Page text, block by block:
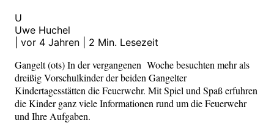
U
Uwe Huchel
vor 4 Jahren 2 Min. Lesezeit
Gangelt (ots) In der vergangenen Woche besuchten mehr als
dreißig Vorschulkinder der beiden Gangelter
Kindertagesstätten die Feuerwehr. Mit Spiel und Spaß erfuhren
die Kinder ganz viele Informationen rund um die Feuerwehr
und Ihre Aufgaben.